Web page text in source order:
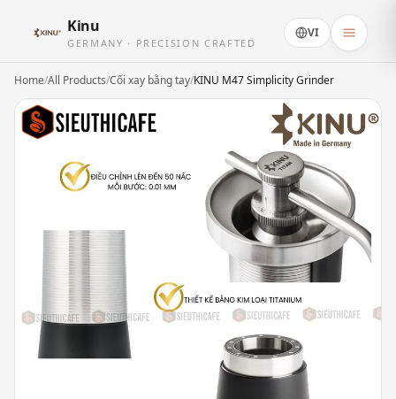
Kinu
GERMANY · PRECISION CRAFTED
VI
Home/All Products/Cối xay bằng tay/KINU M47 Simplicity Grinder